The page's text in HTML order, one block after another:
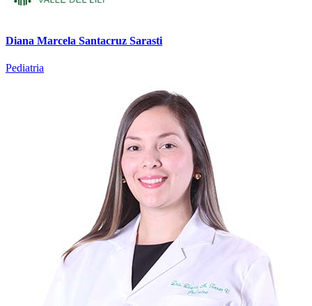
Diana Marcela Santacruz Sarasti
Pediatria